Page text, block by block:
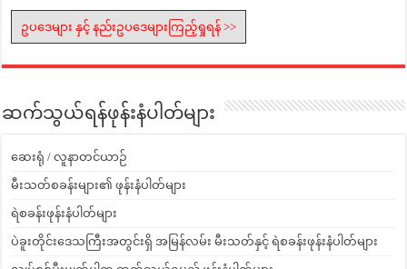
ဥပဒေများ နှင့် နည်းဥပဒေများကြည့်ရှုရန် >>
ဆက်သွယ်ရန်ဖုန်းနံပါတ်များ
ဆေးရုံ / လူနာတင်ယာဉ်
မီးသတ်စခန်းများ၏ ဖုန်းနံပါတ်များ
ရဲစခန်းဖုန်းနံပါတ်များ
ပဲခူးတိုင်းဒေသကြီးအတွင်းရှိ အမြန်လမ်း မီးသတ်နှင့် ရဲစခန်းဖုန်းနံပါတ်များ